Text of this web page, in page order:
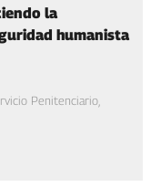
la
humanista
Penitenciario,